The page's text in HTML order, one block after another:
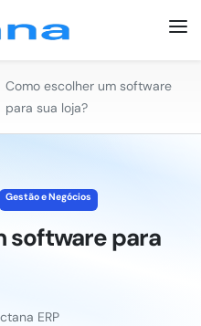
Como escolher um software
para sua loja?
Gestão e Negócios
software para
ERP